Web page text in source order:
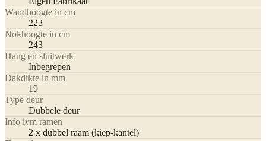
Wandhoogte in cm
223
Nokhoogte in cm
243
Hang en sluitwerk
Inbegrepen
Dakdikte in mm
19
Type deur
Dubbele deur
Info ivm ramen
2 x dubbel raam (kiep-kantel)